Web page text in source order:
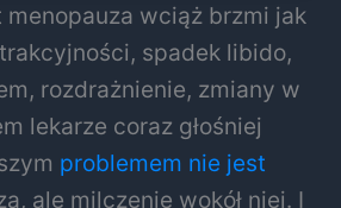
wciąż brzmi jak
spadek libido,
rozdrażnienie, zmiany w
lekarze coraz głośniej
problemem nie jest
ale milczenie wokół niej. I